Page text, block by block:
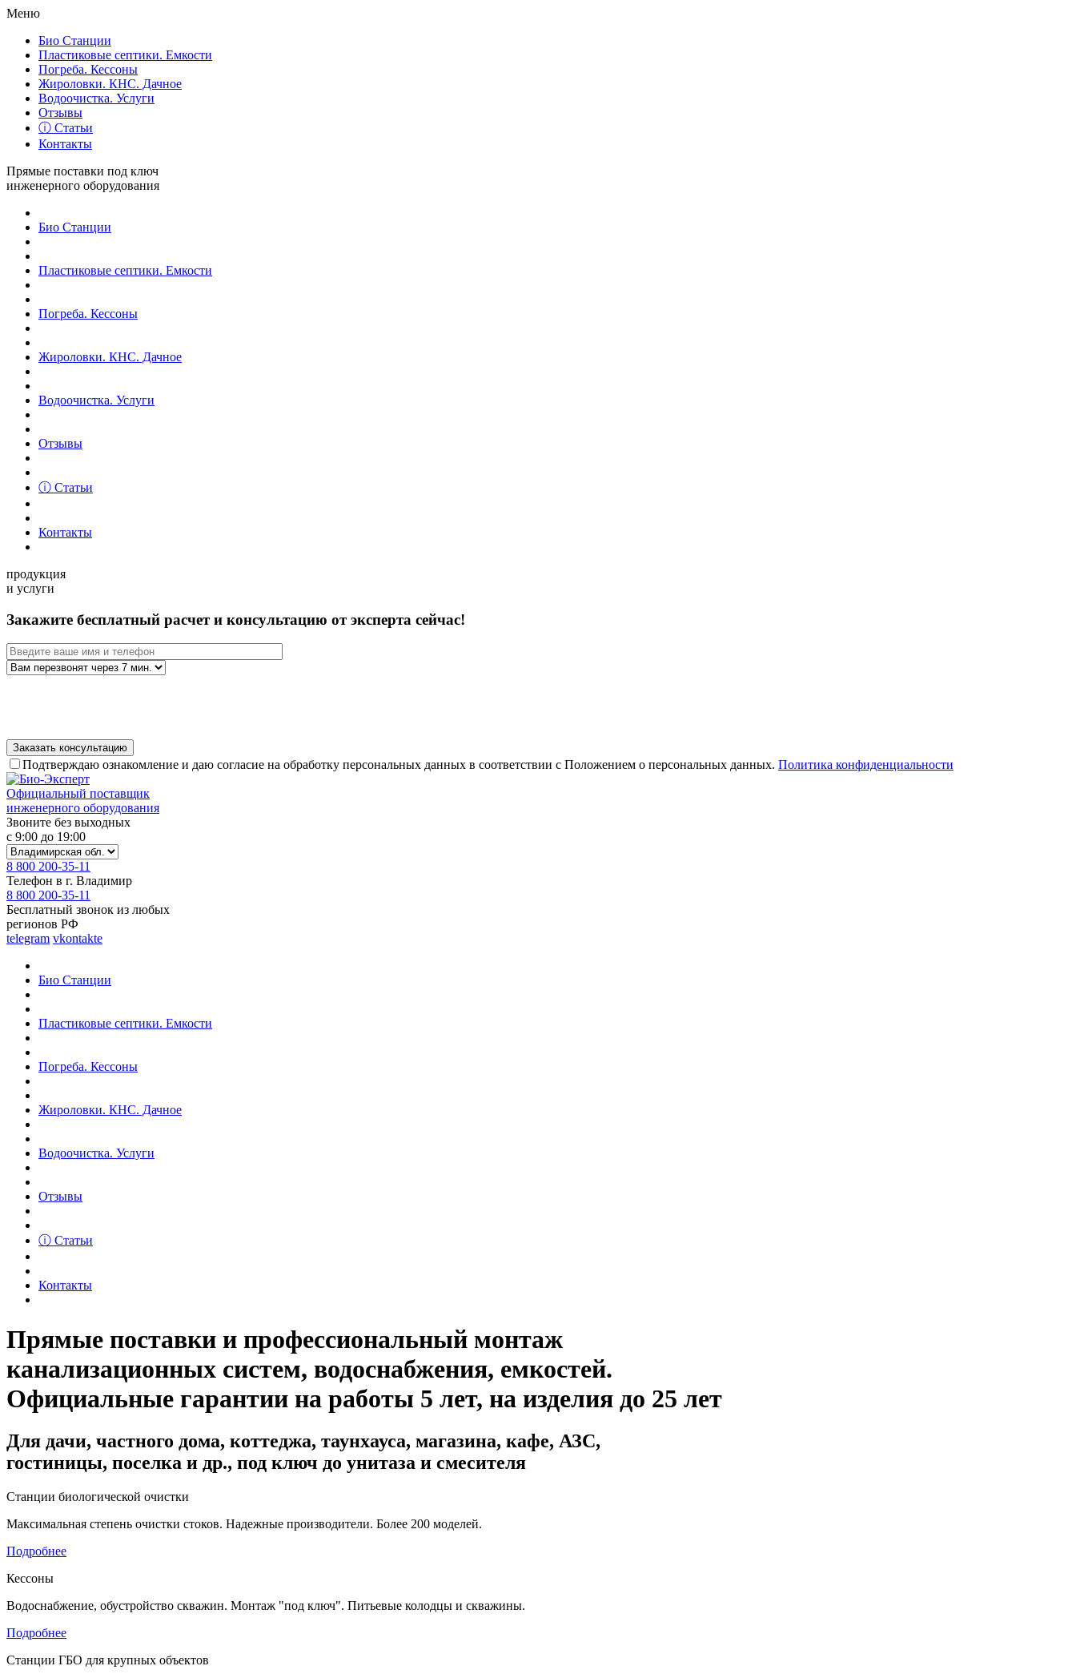
Меню
Био Станции
Пластиковые септики. Емкости
Погреба. Кессоны
Жироловки. КНС. Дачное
Водоочистка. Услуги
Отзывы
ⓘ Статьи
Контакты
Прямые поставки под ключ
инженерного оборудования
Био Станции
Пластиковые септики. Емкости
Погреба. Кессоны
Жироловки. КНС. Дачное
Водоочистка. Услуги
Отзывы
ⓘ Статьи
Контакты
продукция
и услуги
Закажите бесплатный расчет и консультацию от эксперта сейчас!
Подтверждаю ознакомление и даю согласие на обработку персональных данных в соответствии с Положением о персональных данных. Политика конфиденциальности
Официальный поставщик
инженерного оборудования
Звоните без выходных
с 9:00 до 19:00
8 800 200-35-11
Телефон в г. Владимир
8 800 200-35-11
Бесплатный звонок из любых
регионов РФ
telegram vkontakte
Био Станции
Пластиковые септики. Емкости
Погреба. Кессоны
Жироловки. КНС. Дачное
Водоочистка. Услуги
Отзывы
ⓘ Статьи
Контакты
Прямые поставки и профессиональный монтаж
канализационных систем, водоснабжения, емкостей.
Официальные гарантии на работы 5 лет, на изделия до 25 лет
Для дачи, частного дома, коттеджа, таунхауса, магазина, кафе, АЗС,
гостиницы, поселка и др., под ключ до унитаза и смесителя
Станции биологической очистки
Максимальная степень очистки стоков. Надежные производители. Более 200 моделей.
Подробнее
Кессоны
Водоснабжение, обустройство скважин. Монтаж "под ключ". Питьевые колодцы и скважины.
Подробнее
Станции ГБО для крупных объектов